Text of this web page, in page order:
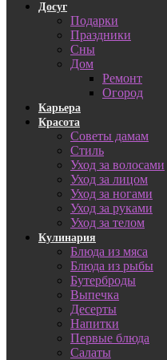
Досуг
Подарки
Праздники
Сны
Дом
Ремонт
Огород
Карьера
Красота
Советы дамам
Стиль
Уход за волосами
Уход за лицом
Уход за ногами
Уход за руками
Уход за телом
Кулинария
Блюда из мяса
Блюда из рыбы
Бутерброды
Выпечка
Десерты
Напитки
Первые блюда
Салаты